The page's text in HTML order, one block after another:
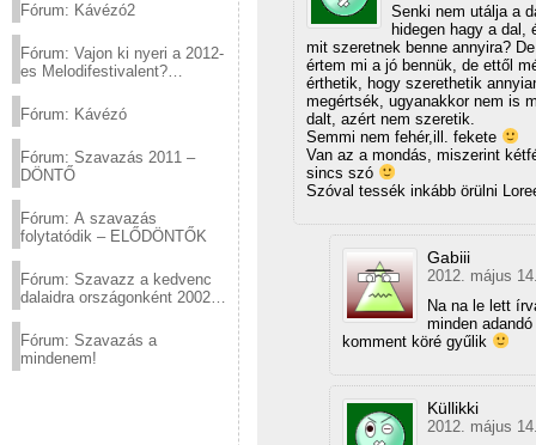
Fórum: Kávézó2
Fórum: Vajon ki nyeri a 2012-
es Melodifestivalent?
Fórum: Kávézó
Fórum: Szavazás 2011 –
DÖNTŐ
Fórum: A szavazás
folytatódik – ELŐDÖNTŐK
Fórum: Szavazz a kedvenc
dalaidra országonként 2002
Fórum: Szavazás a
mindenem!
Senki nem utálja a
hidegen hagy a
mit szeretnek benne annyira?
értem mi a jó bennük, de ettől
érthetik, hogy szerethetik
megértsék, ugyanakkor nem is
dalt, azért nem szeretik.
Semmi nem fehér,ill. fekete
Van az a mondás, miszerint
sincs szó
Szóval tessék inkább örülni
Gabiii
2012. május
Na na le lett
minden
komment köré gyűlik
Küllikki
2012. május